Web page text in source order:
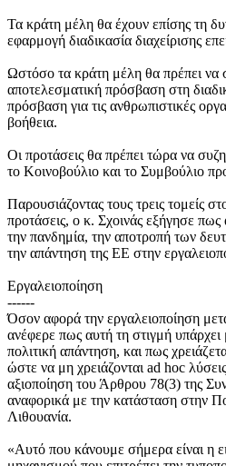
Τα κράτη μέλη θα έχουν επίσης τη
εφαρμογή διαδικασία διαχείρισης
Ωστόσο τα κράτη μέλη θα πρέπει να
αποτελεσματική πρόσβαση στη
πρόσβαση για τις ανθρωπιστικές
βοήθεια.
Οι προτάσεις θα πρέπει τώρα να
το Κοινοβούλιο και το Συμβούλιο
Παρουσιάζοντας τους τρεις τομείς
προτάσεις, ο κ. Σχοινάς εξήγησε
την πανδημία, την αποτροπή των
την απάντηση της ΕΕ στην
Εργαλειοποίηση
------
Όσον αφορά την εργαλειοποίηση
ανέφερε πως αυτή τη στιγμή υπάρχει
πολιτική απάντηση, και πως
ώστε να μη χρειάζονται ad hoc
αξιοποίηση του Άρθρου 78(3) της
αναφορικά με την κατάσταση στην
Λιθουανία.
«Αυτό που κάνουμε σήμερα είναι η